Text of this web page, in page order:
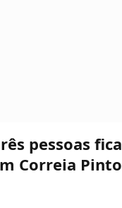
pessoas
Correia Pinto